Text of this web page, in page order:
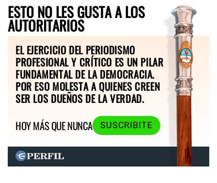
ESTO NO LES GUSTA A LOS
AUTORITARIOS
EL EJERCICIO DEL PERIODISMO
PROFESIONAL Y CRÍTICO ES UN PILAR
FUNDAMENTAL DE LA DEMOCRACIA.
POR ESO MOLESTA A QUIENES CREEN
SER LOS DUEÑOS DE LA VERDAD.
HOY MÁS QUE NUNCA
SUSCRIBITE